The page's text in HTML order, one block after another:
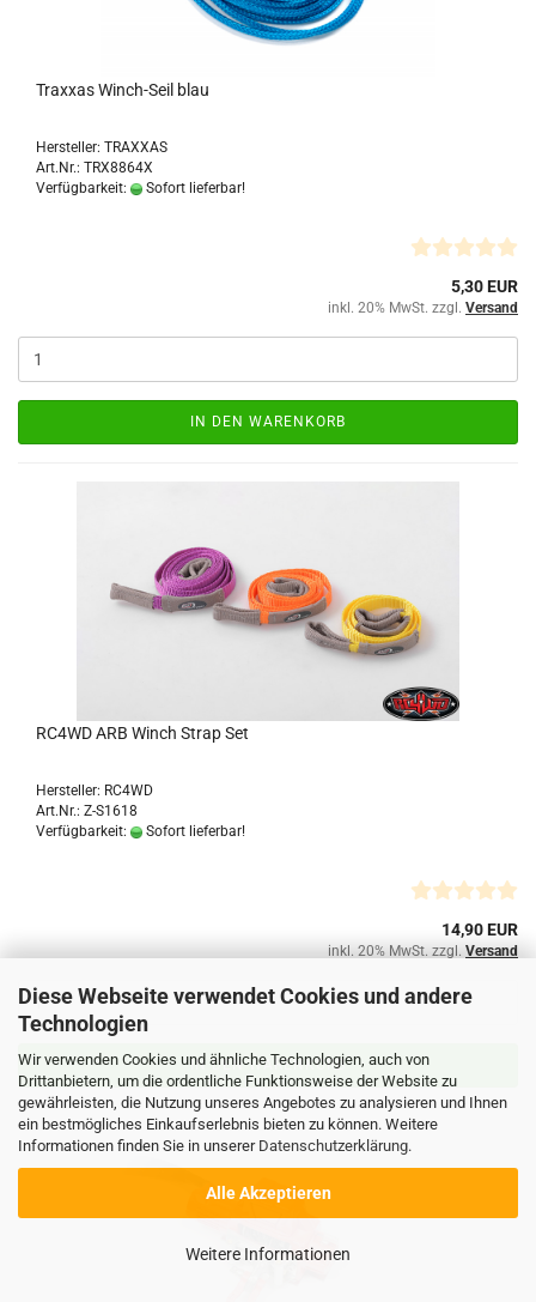
Diese Webseite verwendet Cookies und andere
Technologien
Wir verwenden Cookies und ähnliche Technologien, auch von
Drittanbietern, um die ordentliche Funktionsweise der Website zu
gewährleisten, die Nutzung unseres Angebotes zu analysieren und Ihnen
ein bestmögliches Einkaufserlebnis bieten zu können. Weitere
Informationen finden Sie in unserer Datenschutzerklärung.
Alle Akzeptieren
Weitere Informationen
Traxxas Winch-Seil blau
Hersteller: TRAXXAS
Art.Nr.: TRX8864X
Verfügbarkeit:
Sofort lieferbar!
5,30 EUR
inkl. 20% MwSt. zzgl. Versand
IN DEN WARENKORB
RC4WD ARB Winch Strap Set
Hersteller: RC4WD
Art.Nr.: Z-S1618
Verfügbarkeit:
Sofort lieferbar!
14,90 EUR
inkl. 20% MwSt. zzgl. Versand
IN DEN WARENKORB